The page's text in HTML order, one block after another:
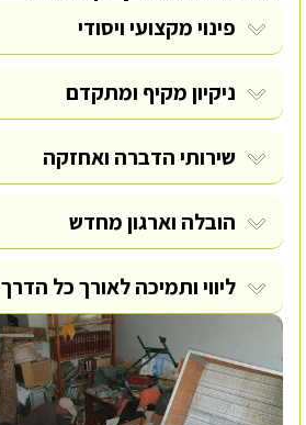
פינוי מקצועי ויסודי
ניקיון מקיף ומתקדם
שירותי הדברה ואחזקה
הובלה וארגון מחדש
ליווי ותמיכה לאורך כל הדרך